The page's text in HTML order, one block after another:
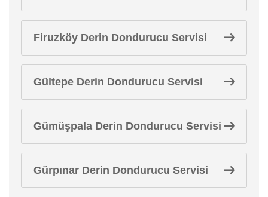
Firuzköy Derin Dondurucu Servisi
Gültepe Derin Dondurucu Servisi
Gümüşpala Derin Dondurucu Servisi
Gürpınar Derin Dondurucu Servisi